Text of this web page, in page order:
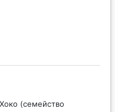
(семейство